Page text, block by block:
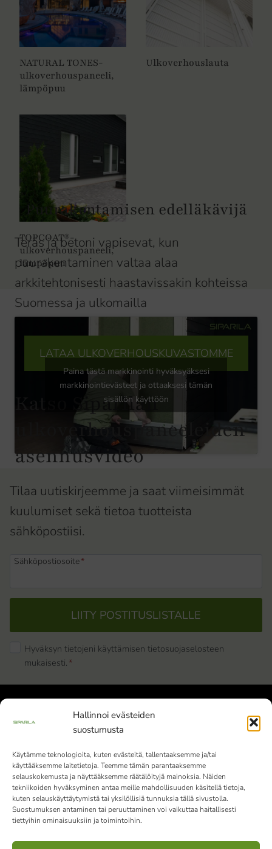
Hallinnoi evästeiden
suostumusta
Käytämme teknologioita, kuten evästeitä, tallentaaksemme ja/tai
käyttääksemme laitetietoja. Teemme tämän parantaaksemme
selauskokemusta ja näyttääksemme räätälöityjä mainoksia. Näiden
tekniikoiden hyväksyminen antaa meille mahdollisuuden käsitellä tietoja,
kuten selauskäyttäytymistä tai yksilöllisiä tunnuksia tällä sivustolla.
Suostumuksen antaminen tai peruuttaminen voi vaikuttaa haitallisesti
tiettyihin ominaisuuksiin ja toimintoihin.
NATURAL TONES-
ulkoverhouspaneeli,
lämpöpuu
Ulkoverhouslauta
TOPCOAT®-
ulkoverhouspaneeli,
lämpöpuu
Puurakentamisen edelläkävijä
Teräs ja betoni vapisevat, kun
puurakentaminen valtaa alaa
arkkitehtonisesti haastavissakin kohteissa
Suomessa ja ulkomailla
LATAA ULKOVERHOUSKUVASTOMME
Katso Siparilan
ulkoverhouspaneeleiden
asennusvideo
Paina tästä markkinointi hyväksyäksesi
markkinointievästeet ja ottaaksesi tämän
sisällön käyttöön
Tilaa uutiskirjeemme ja saat viimeisimmät
kuulumiset sekä tietoa tuotteista
sähköpostiisi.
Sähköpostiosoite*
LIITY POSTITUSLISTALLE
Hyväksyn tietojeni käyttämisen tietosuojaselosteen
mukaisesti. *
Siparila Oy | Y-tunnus: 1982051-9 |
Varaslahdentie 1, 40800 Vaajakoski
010 4242 000Vaihde palvelee klo 9-15